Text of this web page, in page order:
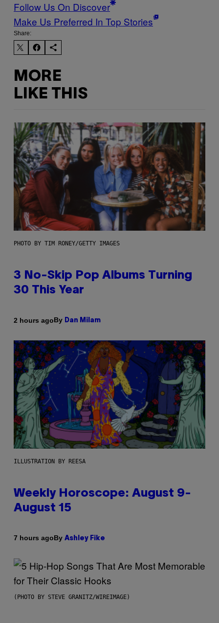
Follow Us On Discover
Make Us Preferred In Top Stories
Share:
MORE
LIKE THIS
PHOTO BY TIM RONEY/GETTY IMAGES
3 No-Skip Pop Albums Turning
30 This Year
2 hours agoBy Dan Milam
ILLUSTRATION BY REESA
Weekly Horoscope: August 9-
August 15
7 hours agoBy Ashley Fike
(PHOTO BY STEVE GRANITZ/WIREIMAGE)